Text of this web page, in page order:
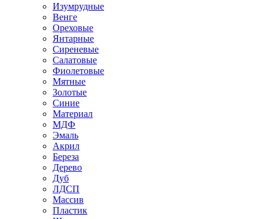
Изумрудные
Венге
Ореховые
Янтарные
Сиреневые
Салатовые
Фиолетовые
Мятные
Золотые
Синие
Материал
МДФ
Эмаль
Акрил
Береза
Дерево
Дуб
ЛДСП
Массив
Пластик